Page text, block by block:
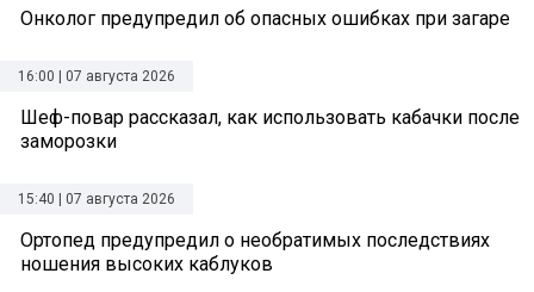
Онколог предупредил об опасных ошибках при загаре
16:00 | 07 августа 2026
Шеф-повар рассказал, как использовать кабачки после
заморозки
15:40 | 07 августа 2026
Ортопед предупредил о необратимых последствиях
ношения высоких каблуков